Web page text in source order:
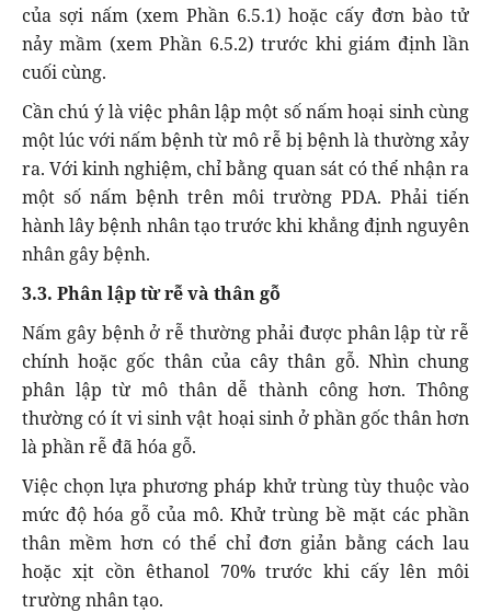
của sợi nấm (xem Phần 6.5.1) hoặc cấy đơn bào tử
nảy mầm (xem Phần 6.5.2) trước khi giám định lần
cuối cùng.
Cần chú ý là việc phân lập một số nấm hoại sinh cùng
một lúc với nấm bệnh từ mô rễ bị bệnh là thường xảy
ra. Với kinh nghiệm, chỉ bằng quan sát có thể nhận ra
một số nấm bệnh trên môi trường PDA. Phải tiến
hành lây bệnh nhân tạo trước khi khẳng định nguyên
nhân gây bệnh.
3.3. Phân lập từ rễ và thân gỗ
Nấm gây bệnh ở rễ thường phải được phân lập từ rễ
chính hoặc gốc thân của cây thân gỗ. Nhìn chung
phân lập từ mô thân dễ thành công hơn. Thông
thường có ít vi sinh vật hoại sinh ở phần gốc thân hơn
là phần rễ đã hóa gỗ.
Việc chọn lựa phương pháp khử trùng tùy thuộc vào
mức độ hóa gỗ của mô. Khử trùng bề mặt các phần
thân mềm hơn có thể chỉ đơn giản bằng cách lau
hoặc xịt cồn êthanol 70% trước khi cấy lên môi
trường nhân tạo.